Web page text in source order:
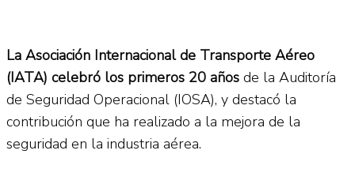
View All Result
La Asociación Internacional de Transporte Aéreo
(IATA) celebró los primeros 20 años de la Auditoría
de Seguridad Operacional (IOSA), y destacó la
contribución que ha realizado a la mejora de la
seguridad en la industria aérea.